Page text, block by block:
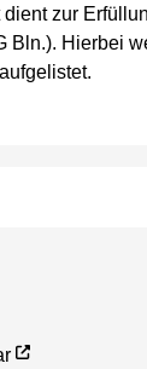
zur
Bln.). Hierbei